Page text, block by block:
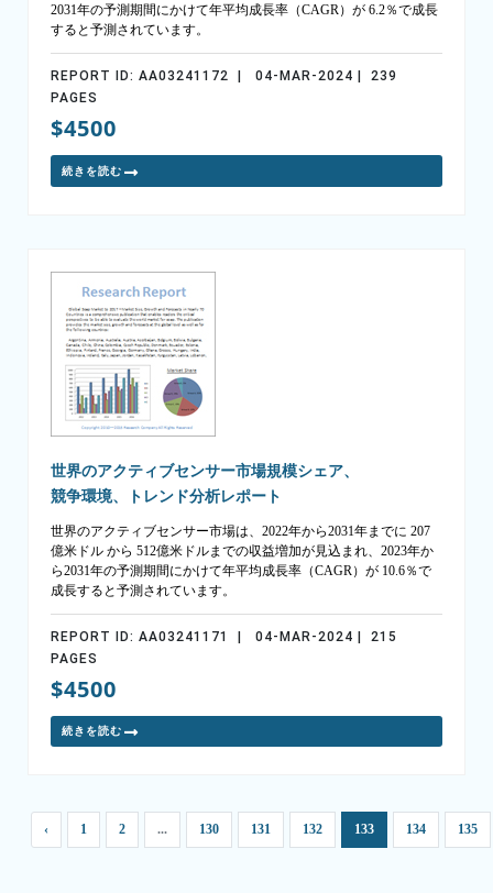
2031年の予測期間にかけて年平均成長率（CAGR）が 6.2％で成長
すると予測されています。
REPORT ID: AA03241172 | 04-MAR-2024 | 239
PAGES
$4500
続きを読む
世界のアクティブセンサー市場規模シェア、
競争環境、トレンド分析レポート
世界のアクティブセンサー市場は、2022年から2031年までに 207
億米ドル から 512億米ドルまでの収益増加が見込まれ、2023年か
ら2031年の予測期間にかけて年平均成長率（CAGR）が 10.6％で
成長すると予測されています。
REPORT ID: AA03241171 | 04-MAR-2024 | 215
PAGES
$4500
続きを読む
‹ 1 2 ... 130 131 132 133 134 135